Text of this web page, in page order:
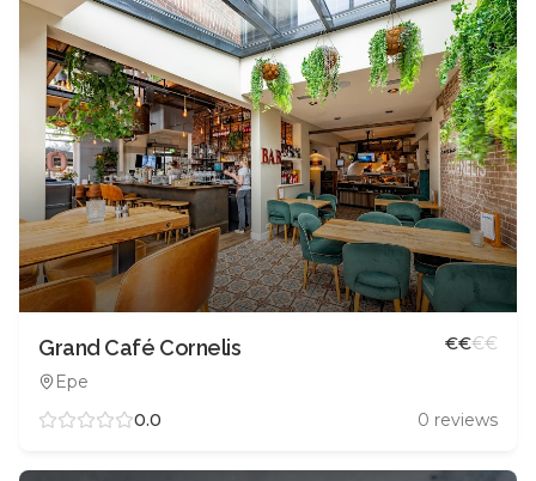
Grand Café Cornelis
Epe
€€€€
0.0 0 reviews